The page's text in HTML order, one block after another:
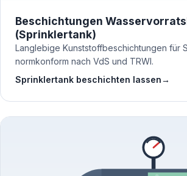
Beschichtungen
(Sprinklertank)
Langlebige Kunststoffbeschichtungen für
normkonform nach VdS und TRWI.
Sprinklertank beschichten lassen→